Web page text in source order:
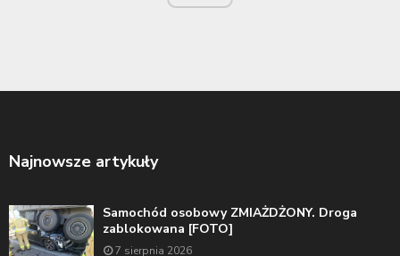
Najnowsze artykuły
Samochód osobowy ZMIAŻDŻONY. Droga
zablokowana [FOTO]
7 sierpnia 2026